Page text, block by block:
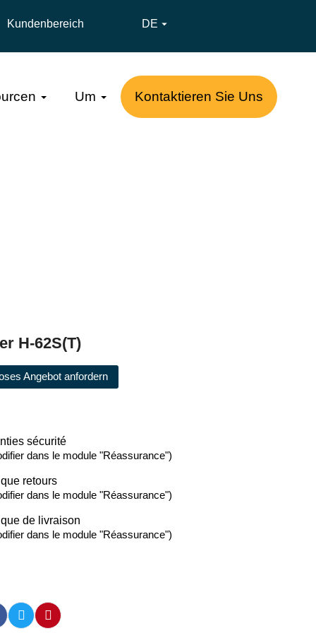
Kundenbereich DE 
Um Kontaktieren Sie Uns
H-62S(T)
Angebot anfordern
sécurité
dans le module "Réassurance")
retours
dans le module "Réassurance")
de livraison
dans le module "Réassurance")